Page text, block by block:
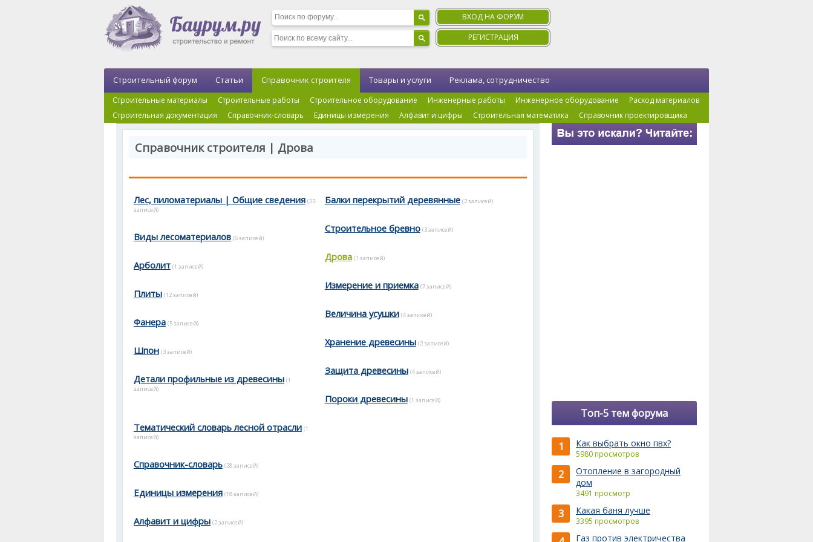
ВХОД НА ФОРУМ
РЕГИСТРАЦИЯ
Строительный форум Статьи Справочник строителя
Строительные материалы Строительные работы Строительное оборудование Инженерные работы Инженерное оборудование
Расход материалов
Строительная документация
Справочник-словарь Единицы измерения Алфавит и цифры Строительная математика Справочник проектировщика
Товары и услуги Реклама, сотрудничество
Справочник строителя | Дрова
Лес, пиломатериалы | Общие сведения (23
записей)
Виды лесоматериалов (6 записей)
Арболит (1 записей)
Плиты (12 записей)
Фанера (5 записей)
Шпон (3 записей)
Детали профильные из древесины (1
записей)
Балки перекрытий деревянные (2 записей)
Строительное бревно (3 записей)
Дрова (1 записей)
Измерение и приемка (7 записей)
Величина усушки (4 записей)
Хранение древесины (2 записей)
Защита древесины (4 записей)
Пороки древесины (1 записей)
Тематический словарь лесной отрасли (1
записей)
Справочник-словарь (28 записей)
Единицы измерения (18 записей)
Алфавит и цифры (2 записей)
Топ-5 тем форума
1 Как выбрать окно пвх?
5980 просмотров
2
Отопление в загородный
дом
3491 просмотр
3 Какая баня лучше
3395 просмотров
Газ против электричества